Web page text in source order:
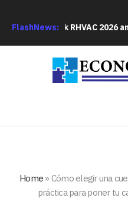
FlashNews:RHVAC 2026 and
Home » Cómo elegir una
práctica para poner tu